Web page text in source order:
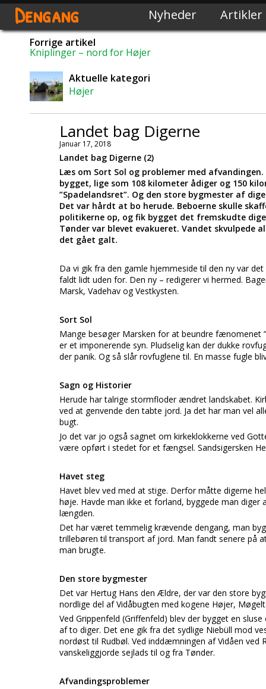
Dengang Nyheder Artikler
Forrige artikel
Kniplinger – nord for Højer
Aktuelle kategori
Højer
Landet bag Digerne
Januar 17, 2018
Landet bag Digerne (2)
Læs om Sort Sol og problemer med
bygget, lige som 108 kilometer ådiger og 150
”Spadelandsret”. Og den store bygmester af
Det var hårdt at bo herude. Beboerne skulle
politikerne op, og fik bygget det fremskudte
Tønder var blevet evakueret. Vandet skvulpede
det gået galt.
Da vi gik fra den gamle hjemmeside til den ny var
faldt lidt uden for. Den ny – redigerer vi hermed.
Marsk, Vadehav og Vestkysten.
Sort Sol
Mange besøger Marsken for at beundre fænomenet
er et imponerende syn. Pludselig kan der dukke
der panik. Og så slår rovfuglene til. En masse fugle
Sagn og Historier
Herude har talrige stormfloder ændret landskabet.
ved at genvende den tabte jord. Ja det har man vel
bugt.
Jo det var jo også sagnet om kirkeklokkerne ved
være opført i stedet for et fængsel. Sandsigersken
Havet steg
Havet blev ved med at stige. Derfor måtte digerne
høje. Havde man ikke et forland, byggede man
længden.
Det har været temmelig krævende dengang, man
trillebøren til transport af jord. Man fandt senere på
man brugte.
Den store bygmester
Det var Hertug Hans den Ældre, der var den store
nordlige del af Vidåbugten med kogene Højer,
Ved Grippenfeld (Griffenfeld) blev der bygget en
af to diger. Det ene gik fra det sydlige Niebüll mod
nordøst til Rudbøl. Ved inddæmningen af Vidåen ved
vanskeliggjorde sejlads til og fra Tønder.
Afvandingsproblemer